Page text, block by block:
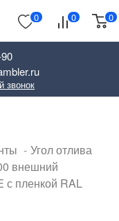
0 0 0
звонок
Угол отлива
внешний
с пленкой RAL